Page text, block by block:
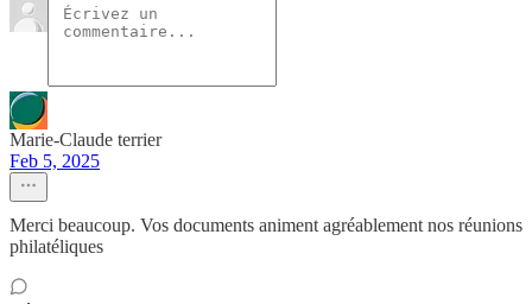
Marie-Claude terrier
Feb 5, 2025
Merci beaucoup. Vos documents animent agréablement nos réunions
philatéliques